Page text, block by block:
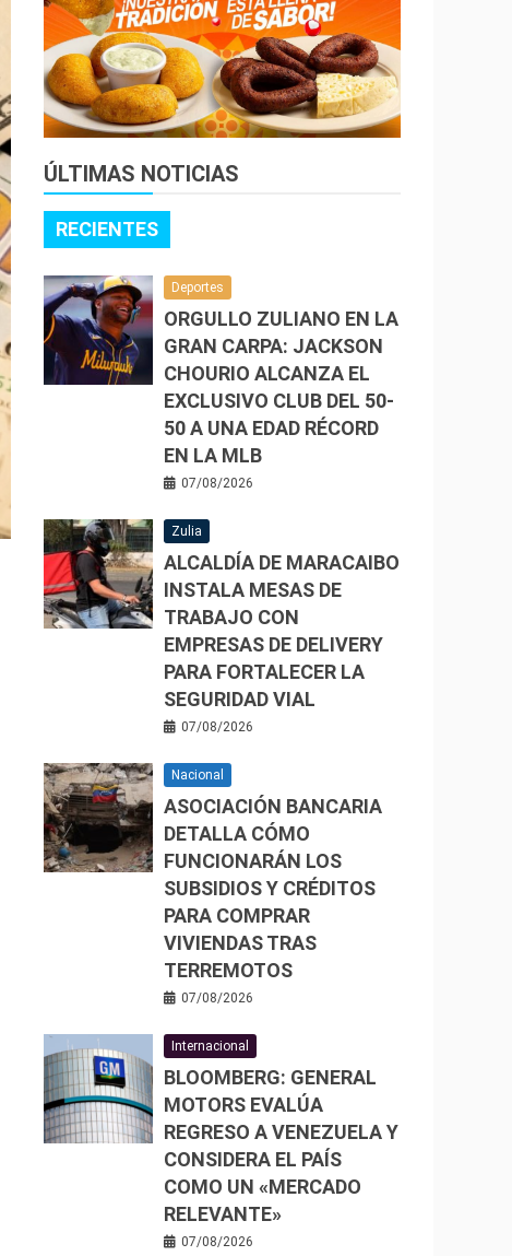
ÚLTIMAS NOTICIAS
RECIENTES
Deportes
ORGULLO ZULIANO EN LA
GRAN CARPA: JACKSON
CHOURIO ALCANZA EL
EXCLUSIVO CLUB DEL 50-
50 A UNA EDAD RÉCORD
EN LA MLB
07/08/2026
Zulia
ALCALDÍA DE MARACAIBO
INSTALA MESAS DE
TRABAJO CON
EMPRESAS DE DELIVERY
PARA FORTALECER LA
SEGURIDAD VIAL
07/08/2026
Nacional
ASOCIACIÓN BANCARIA
DETALLA CÓMO
FUNCIONARÁN LOS
SUBSIDIOS Y CRÉDITOS
PARA COMPRAR
VIVIENDAS TRAS
TERREMOTOS
07/08/2026
Internacional
BLOOMBERG: GENERAL
MOTORS EVALÚA
REGRESO A VENEZUELA Y
CONSIDERA EL PAÍS
COMO UN «MERCADO
RELEVANTE»
07/08/2026